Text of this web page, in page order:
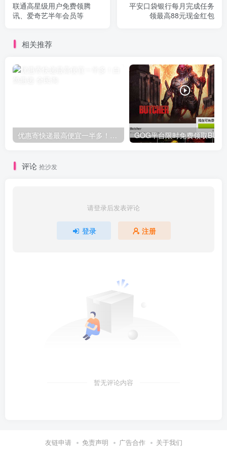
联通高星级用户免费领腾
讯、爱奇艺半年会员等
平安口袋银行每月完成任务
领最高88元现金红包
相关推荐
优惠寄快递最高便宜一半多！白鸽惠递
评论 抢沙发
请登录后发表评论
登录 注册
暂无评论内容
友链申请 免责声明 广告合作 关于我们